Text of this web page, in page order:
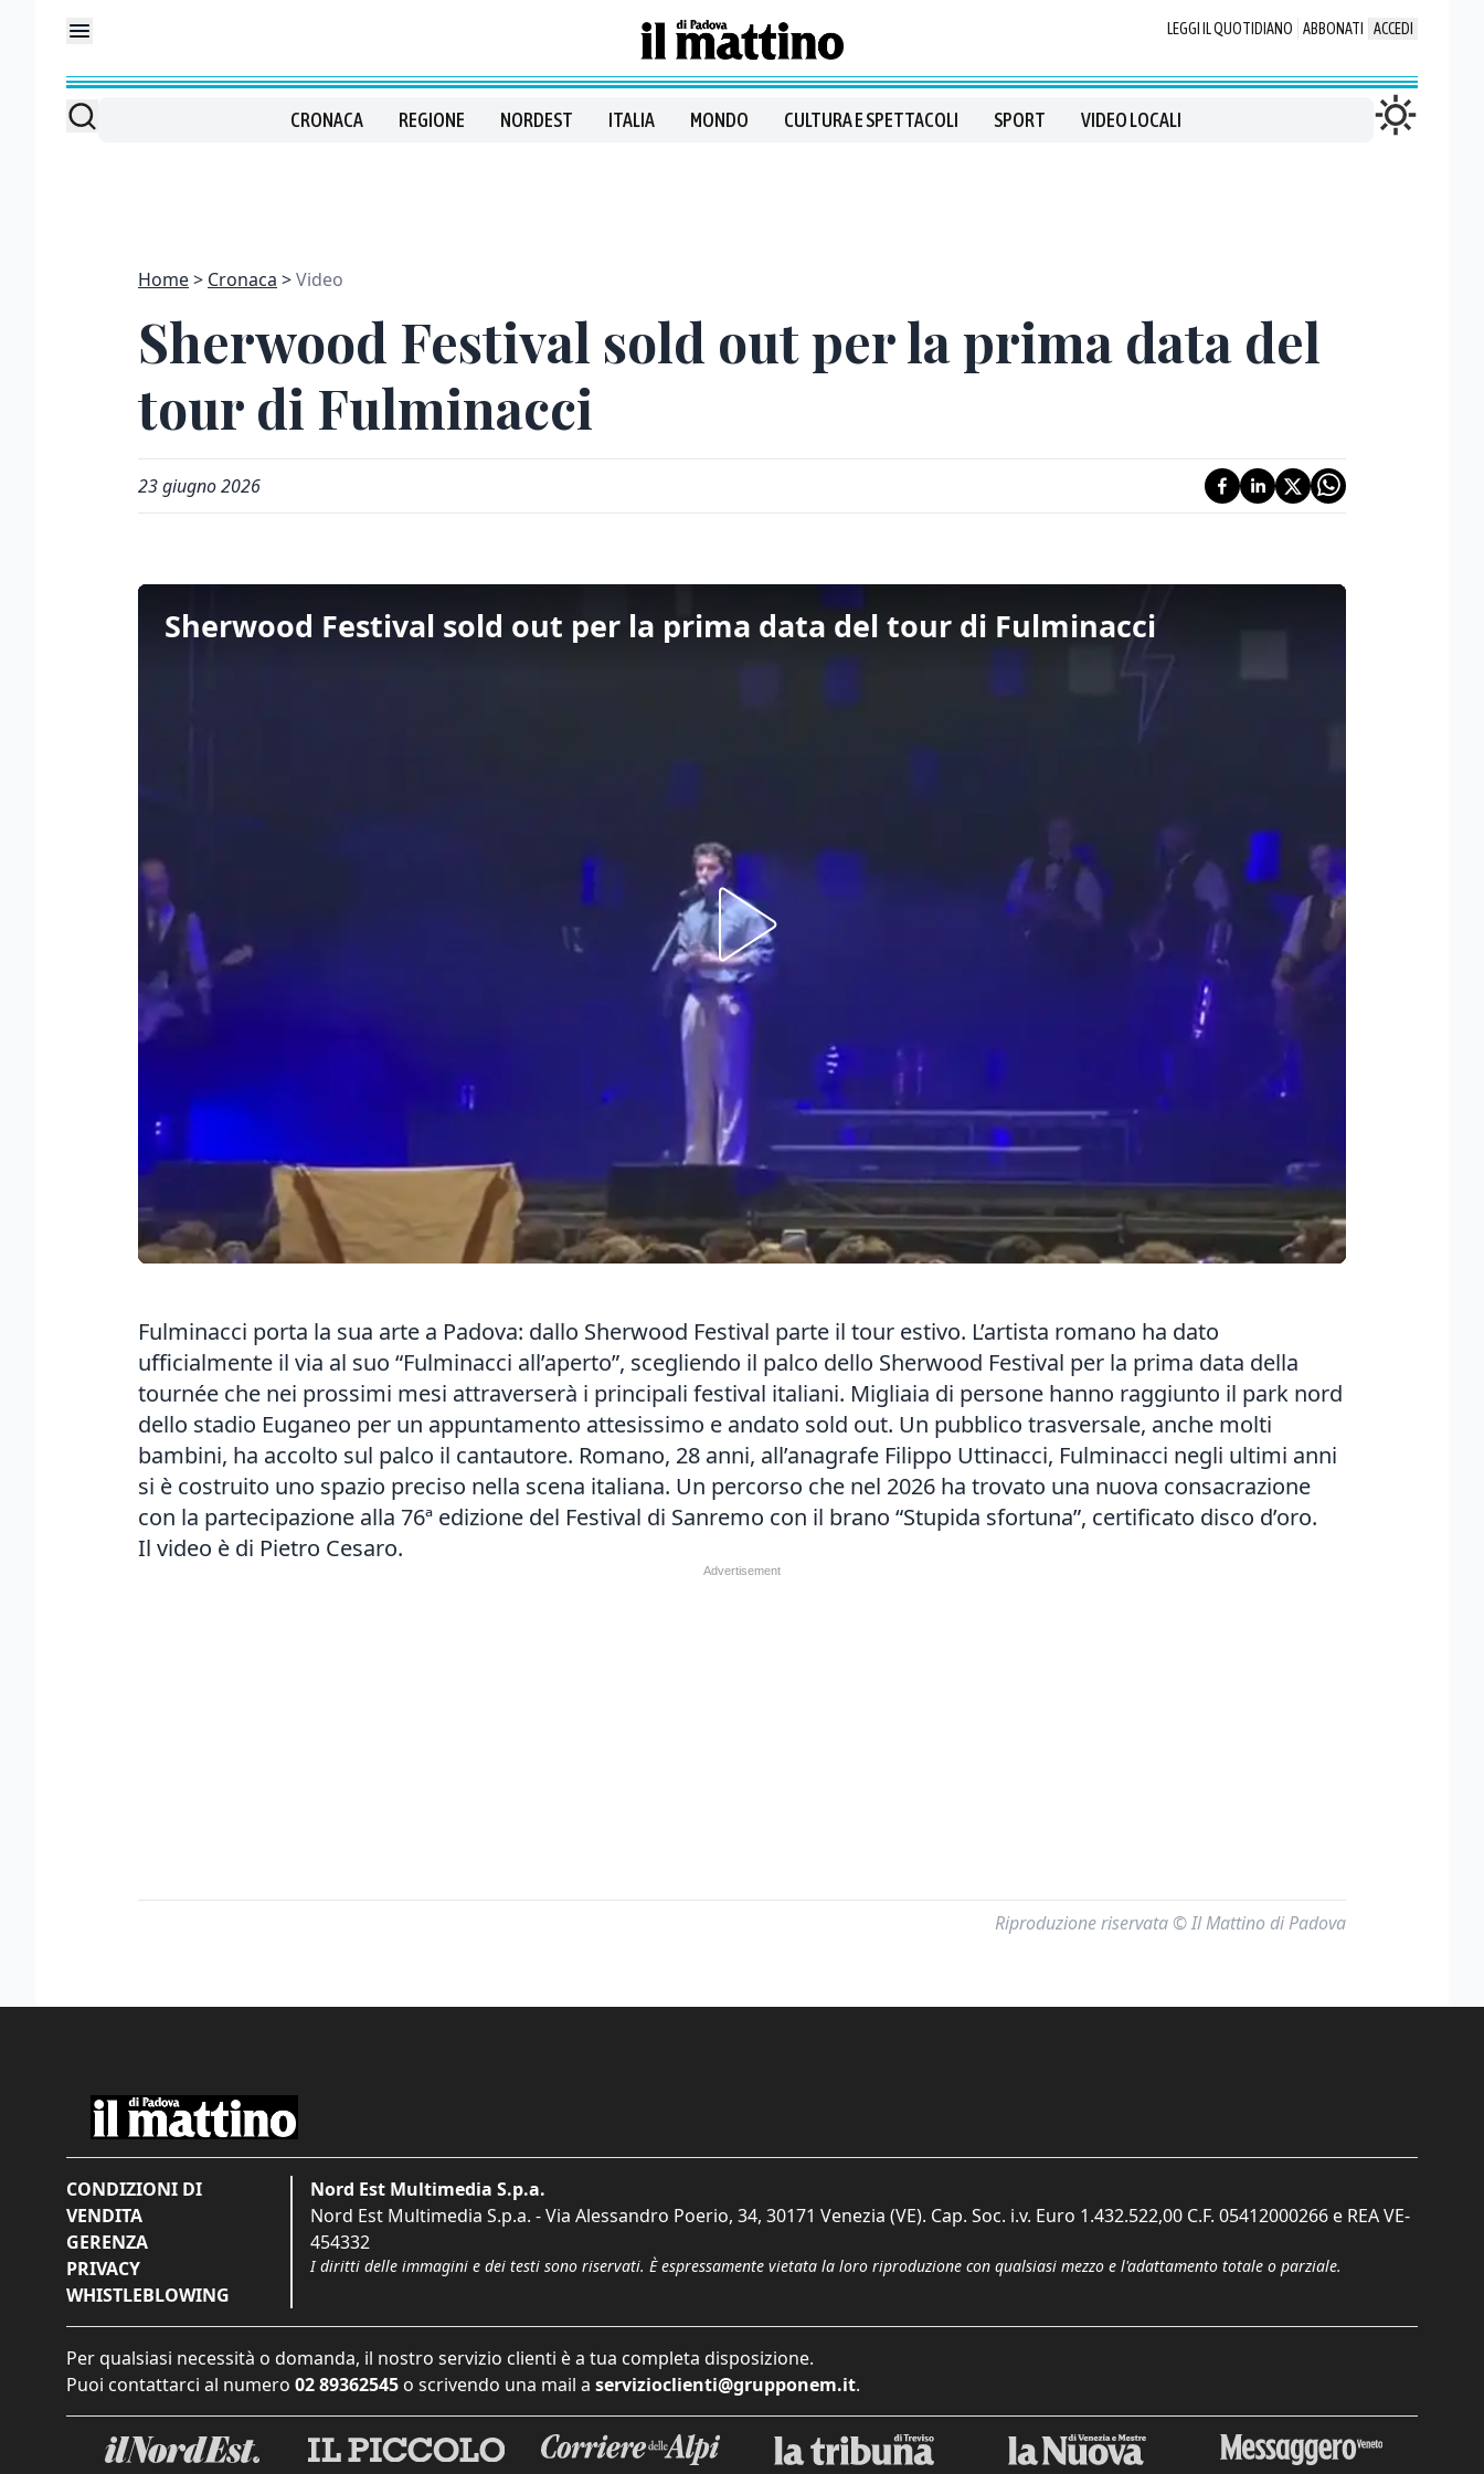
LEGGI IL QUOTIDIANO ABBONATI ACCEDI
CRONACA REGIONE NORDEST ITALIA MONDO CULTURA E SPETTACOLI SPORT VIDEO LOCALI
Home Cronaca Video
Sherwood Festival sold out per la prima data del
tour di Fulminacci
23 giugno 2026
Sherwood Festival sold out per la prima data del tour di Fulminacci
Fulminacci porta la sua arte a Padova: dallo Sherwood Festival parte il tour estivo. L’artista romano ha dato
ufficialmente il via al suo “Fulminacci all’aperto”, scegliendo il palco dello Sherwood Festival per la prima data della
tournée che nei prossimi mesi attraverserà i principali festival italiani. Migliaia di persone hanno raggiunto il park nord
dello stadio Euganeo per un appuntamento attesissimo e andato sold out. Un pubblico trasversale, anche molti
bambini, ha accolto sul palco il cantautore. Romano, 28 anni, all’anagrafe Filippo Uttinacci, Fulminacci negli ultimi anni
si è costruito uno spazio preciso nella scena italiana. Un percorso che nel 2026 ha trovato una nuova consacrazione
con la partecipazione alla 76ª edizione del Festival di Sanremo con il brano “Stupida sfortuna”, certificato disco d’oro.
Il video è di Pietro Cesaro.
Riproduzione riservata © Il Mattino di Padova
CONDIZIONI DI
VENDITA
GERENZA
PRIVACY
WHISTLEBLOWING
Nord Est Multimedia S.p.a.
Nord Est Multimedia S.p.a. - Via Alessandro Poerio, 34, 30171 Venezia (VE). Cap. Soc. i.v. Euro 1.432.522,00 C.F. 05412000266 e REA VE-
454332
I diritti delle immagini e dei testi sono riservati. È espressamente vietata la loro riproduzione con qualsiasi mezzo e l'adattamento totale o parziale.
Per qualsiasi necessità o domanda, il nostro servizio clienti è a tua completa disposizione.
Puoi contattarci al numero 02 89362545 o scrivendo una mail a servizioclienti@grupponem.it.